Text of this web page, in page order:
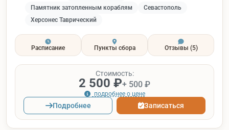
Памятник затопленным кораблям
Севастополь
Херсонес Таврический
Расписание Пункты сбора Отзывы (5)
Стоимость:
2 500 ₽+ 500 ₽
подробнее о цене
Подробнее Записаться